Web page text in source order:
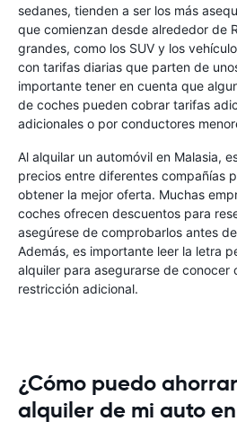
sedanes, tienden a ser los más
que comienzan desde alrededor de
grandes, como los SUV y los
con tarifas diarias que parten de
importante tener en cuenta que
de coches pueden cobrar tarifas
adicionales o por conductores
Al alquilar un automóvil en Malasia,
precios entre diferentes compañías
obtener la mejor oferta. Muchas
coches ofrecen descuentos para
asegúrese de comprobarlos antes
Además, es importante leer la letra
alquiler para asegurarse de conocer
restricción adicional.
¿Cómo puedo
alquiler de mi auto